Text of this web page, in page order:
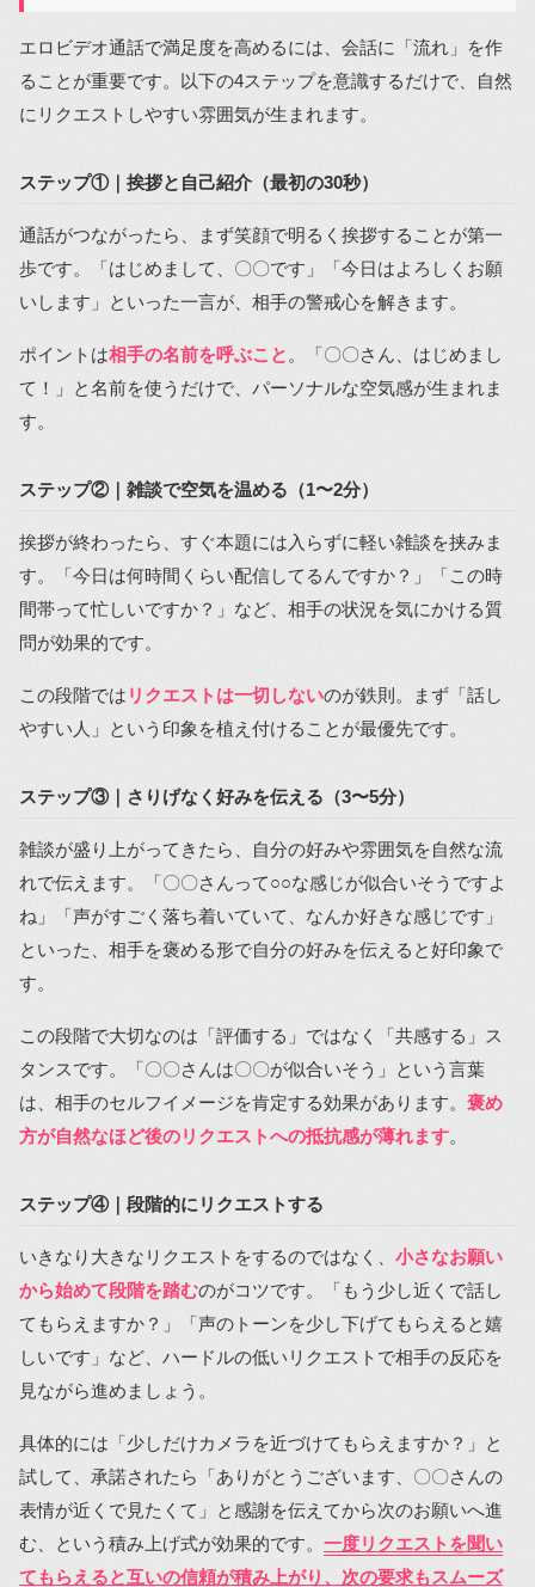
エロビデオ通話で満足度を高めるには、会話に「流れ」を作
ることが重要です。以下の4ステップを意識するだけで、自然
にリクエストしやすい雰囲気が生まれます。
ステップ①｜挨拶と自己紹介（最初の30秒）
通話がつながったら、まず笑顔で明るく挨拶することが第一
歩です。「はじめまして、〇〇です」「今日はよろしくお願
いします」といった一言が、相手の警戒心を解きます。
ポイントは相手の名前を呼ぶこと 。「〇〇さん、はじめまし
て！」と名前を使うだけで、パーソナルな空気感が生まれま
す。
ステップ②｜雑談で空気を温める（1〜2分）
挨拶が終わったら、すぐ本題には入らずに軽い雑談を挟みま
す。「今日は何時間くらい配信してるんですか？」「この時
間帯って忙しいですか？」など、相手の状況を気にかける質
問が効果的です。
この段階では リクエストは一切しないのが鉄則。まず「話し
やすい人」という印象を植え付けることが最優先です。
ステップ③｜さりげなく好みを伝える（3〜5分）
雑談が盛り上がってきたら、自分の好みや雰囲気を自然な流
れで伝えます。「〇〇さんって○○な感じが似合いそうですよ
ね」「声がすごく落ち着いていて、なんか好きな感じです」
といった、相手を褒める形で自分の好みを伝えると好印象で
す。
この段階で大切なのは「評価する」ではなく「共感する」ス
タンスです。「〇〇さんは〇〇が似合いそう」という言葉
は、相手のセルフイメージを肯定する効果があります。 褒め
方が自然なほど後のリクエストへの抵抗感が薄れます。
ステップ④｜段階的にリクエストする
いきなり大きなリクエストをするのではなく、 小さなお願い
から始めて段階を踏むのがコツです。「もう少し近くで話し
てもらえますか？」「声のトーンを少し下げてもらえると嬉
しいです」など、ハードルの低いリクエストで相手の反応を
見ながら進めましょう。
具体的には「少しだけカメラを近づけてもらえますか？」と
試して、承諾されたら「ありがとうございます、〇〇さんの
表情が近くで見たくて」と感謝を伝えてから次のお願いへ進
む、という積み上げ式が効果的です。 一度リクエストを聞い
てもらえると互いの信頼が積み上がり、次の要求もスムーズ